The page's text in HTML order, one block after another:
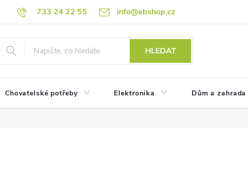
733 24 22 55 info@ebshop.cz
HLEDAT
Chovatelské potřeby Elektronika Dům a zahrada